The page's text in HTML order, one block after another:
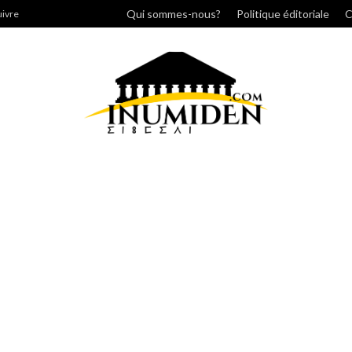
Qui sommes-nous? Politique éditoriale